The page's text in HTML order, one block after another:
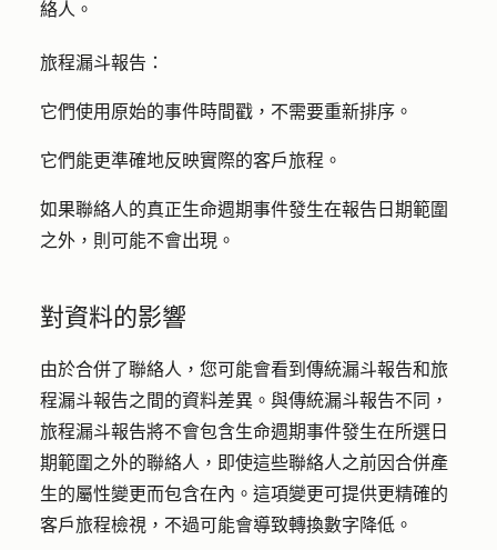
絡人。
旅程漏斗報告：
它們使用原始的事件時間戳，不需要重新排序。
它們能更準確地反映實際的客戶旅程。
如果聯絡人的真正生命週期事件發生在報告日期範圍
之外，則可能不會出現。
對資料的影響
由於合併了聯絡人 ，您可能會看到傳統漏斗報告和旅
程漏斗報告之間的資料差異。與傳統漏斗報告不同，
旅程漏斗報告將不會包含生命週期事件發生在所選日
期範圍之外的聯絡人，即使這些聯絡人之前因合併產
生的屬性變更而包含在內。這項變更可提供更精確的
客戶旅程檢視，不過可能會導致轉換數字降低。